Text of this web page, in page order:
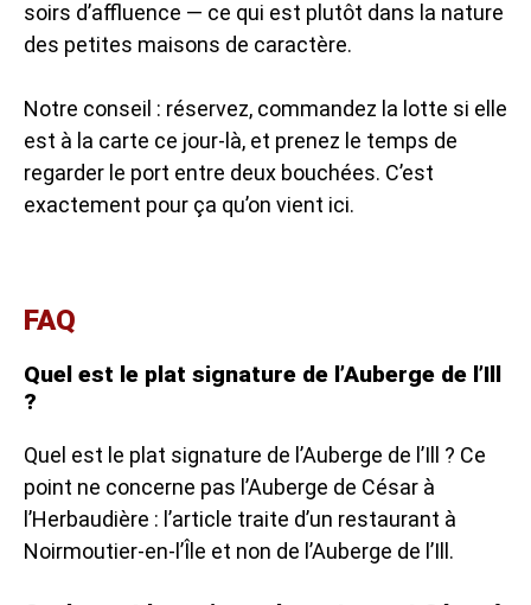
soirs d’affluence — ce qui est plutôt dans la nature
des petites maisons de caractère.
Notre conseil : réservez, commandez la lotte si elle
est à la carte ce jour-là, et prenez le temps de
regarder le port entre deux bouchées. C’est
exactement pour ça qu’on vient ici.
FAQ
Quel est le plat signature de l’Auberge de l’Ill
?
Quel est le plat signature de l’Auberge de l’Ill ? Ce
point ne concerne pas l’Auberge de César à
l’Herbaudière : l’article traite d’un restaurant à
Noirmoutier-en-l’Île et non de l’Auberge de l’Ill.